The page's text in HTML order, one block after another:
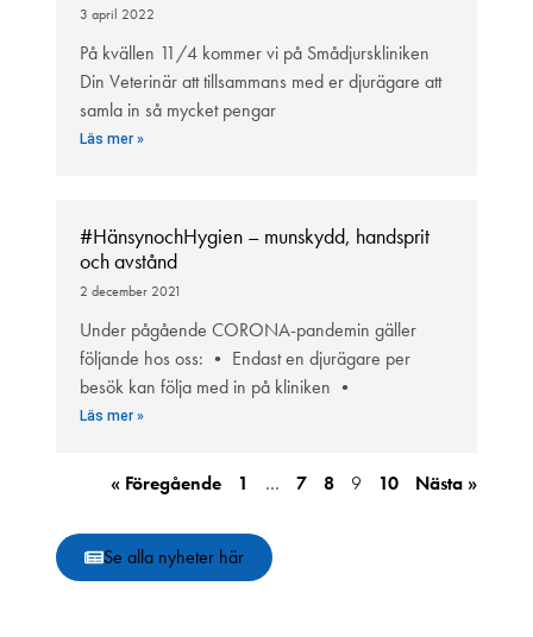
3 april 2022
På kvällen 11/4 kommer vi på Smådjurskliniken
Din Veterinär att tillsammans med er djurägare att
samla in så mycket pengar
Läs mer »
#HänsynochHygien – munskydd, handsprit
och avstånd
2 december 2021
Under pågående CORONA-pandemin gäller
följande hos oss: • Endast en djurägare per
besök kan följa med in på kliniken •
Läs mer »
« Föregående 1 … 7 8 9 10 Nästa »
Se alla nyheter här